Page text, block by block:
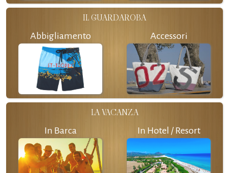
IL GUARDAROBA
Abbigliamento Accessori
LA VACANZA
In Barca In Hotel / Resort